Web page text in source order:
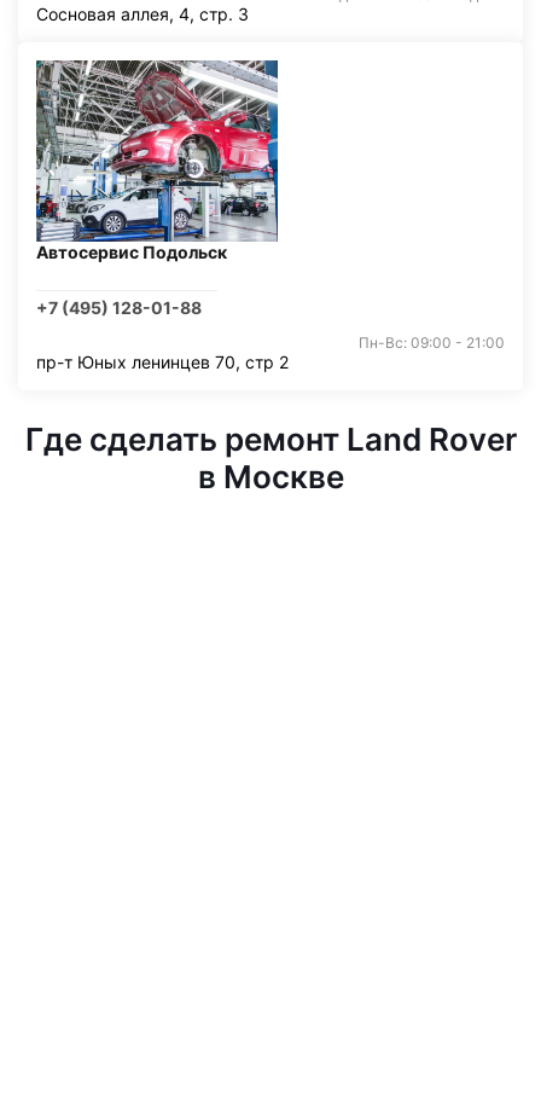
Сосновая аллея, 4, стр. 3
Автосервис Подольск
+7 (495) 128-01-88
Пн-Вс: 09:00 - 21:00
пр-т Юных ленинцев 70, стр 2
Где сделать ремонт Land Rover
в Москве